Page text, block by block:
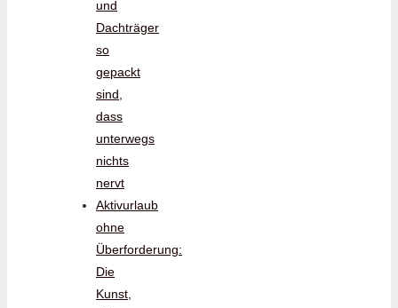
und
Dachträger
so
gepackt
sind,
dass
unterwegs
nichts
nervt
Aktivurlaub
ohne
Überforderung:
Die
Kunst,